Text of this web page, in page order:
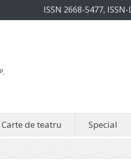
ISSN 2668-5477,
Carte de teatru
Special